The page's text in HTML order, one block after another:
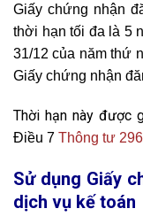
Giấy chứng nhận
thời hạn tối đa là 5
31/12 của năm thứ
Giấy chứng nhận
Thời hạn này được
Điều 7 Thông tư
Sử dụng Giấy
dịch vụ kế toán